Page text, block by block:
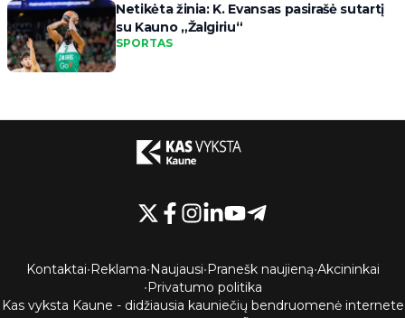
Netikėta žinia: K. Evansas pasirašė sutartį
su Kauno „Žalgiriu“
SPORTAS
Kontaktai•Reklama•Naujausi•Pranešk naujieną•Akcininkai
•Privatumo politika
Kas vyksta Kaune - didžiausia kauniečių bendruomenė internete